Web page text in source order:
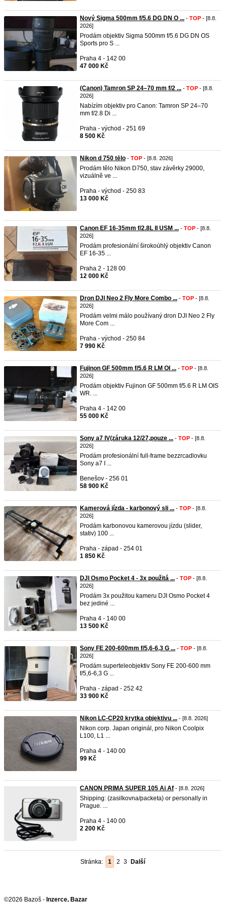
Nový Sigma 500mm f/5.6 DG DN O ... - TOP - [8.8.
2026]
Prodám objektiv Sigma 500mm f/5.6 DG DN OS
Sports pro S ...
Praha 4 - 142 00
47 000 Kč
(Canon) Tamron SP 24–70 mm f/2 ... - TOP - [8.8.
2026]
Nabízím objektiv pro Canon: Tamron SP 24–70
mm f/2.8 Di ...
Praha - východ - 251 69
8 500 Kč
Nikon d 750 tēlo - TOP - [8.8. 2026]
Prodám tělo Nikon D750, stav závěrky 29000,
vizuálně ve ...
Praha - východ - 250 83
13 000 Kč
Canon EF 16-35mm f/2.8L II USM ... - TOP - [8.8.
2026]
Prodám profesionální širokoúhlý objektiv Canon
EF 16-35 ...
Praha 2 - 128 00
12 000 Kč
Dron DJI Neo 2 Fly More Combo ... - TOP - [8.8.
2026]
Prodám velmi málo používaný dron DJI Neo 2 Fly
More Com ...
Praha - východ - 250 84
7 990 Kč
Fujinon GF 500mm f/5.6 R LM OI ... - TOP - [8.8.
2026]
Prodám objektiv Fujinon GF 500mm f/5.6 R LM OIS
WR. ...
Praha 4 - 142 00
55 000 Kč
Sony a7 IV(záruka 12/27,pouze ... - TOP - [8.8.
2026]
Prodám profesionální full-frame bezzrcadlovku
Sony a7 I ...
Benešov - 256 01
58 900 Kč
Kamerová jízda - karbonový sli ... - TOP - [8.8.
2026]
Prodám karbonovou kamerovou jízdu (slider,
stativ) 100 ...
Praha - západ - 254 01
1 850 Kč
DJI Osmo Pocket 4 - 3x použitá ... - TOP - [8.8.
2026]
Prodám 3x použitou kameru DJI Osmo Pocket 4
bez jediné ...
Praha 4 - 140 00
13 500 Kč
Sony FE 200-600mm f/5,6-6,3 G ... - TOP - [8.8.
2026]
Prodám superteleobjektiv Sony FE 200-600 mm
f/5,6-6,3 G ...
Praha - západ - 252 42
33 900 Kč
Nikon LC-CP20 krytka objektivu ... - [8.8. 2026]
Nikon corp. Japan originál, pro Nikon Coolpix
L100, L1 ...
Praha 4 - 140 00
99 Kč
CANON PRIMA SUPER 105 Ai Af - [8.8. 2026]
Shipping: (zasilkovna/packeta) or personally in
Prague. ...
Praha 4 - 140 00
2 200 Kč
Stránka: 1 2 3 Další
©2026 Bazoš - Inzerce, Bazar